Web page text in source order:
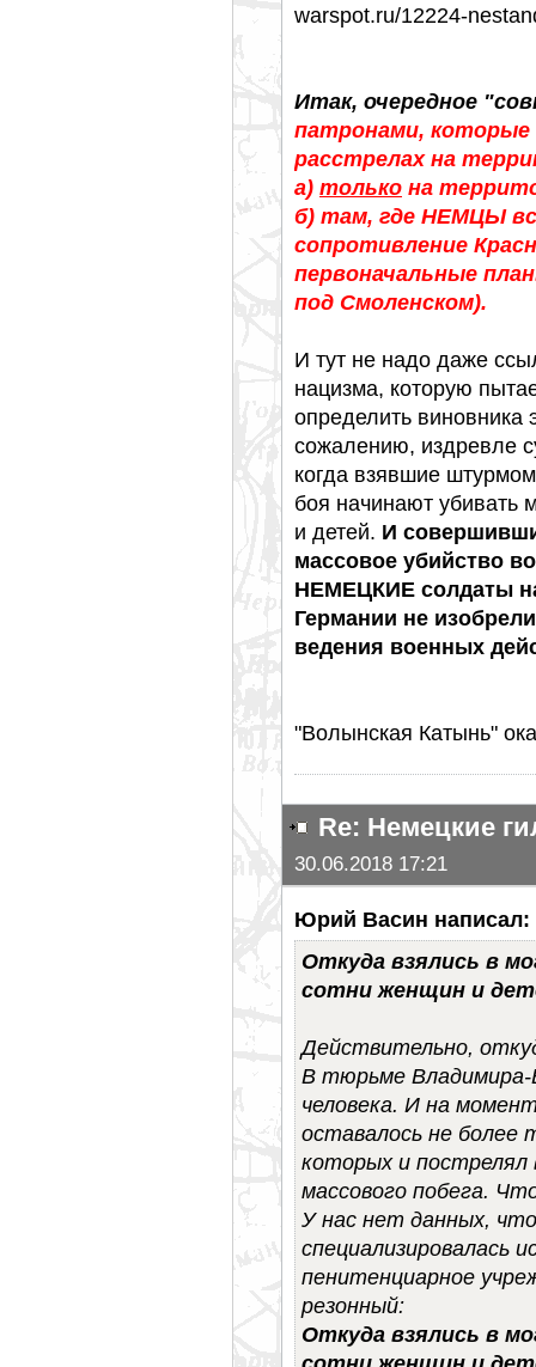
warspot.ru/12224-
Итак, очередное
патронами, которые
расстрелах на
а) только на
б) там, где НЕМЦЫ
сопротивление
первоначальные
под Смоленском).
И тут не надо даже
нацизма, которую
определить виновника
сожалению, издревле
когда взявшие
боя начинают убивать
и детей. И
массовое убийство
НЕМЕЦКИЕ солдаты
Германии не
ведения военных
"Волынская Катынь"
Re: Немецкие
30.06.2018 17:21
Юрий Васин написал:
Откуда взялись в
сотни женщин и
Действительно,
В тюрьме Владимира-
человека. И на
оставалось не более
которых и пострелял
массового побега.
У нас нет данных,
специализировалась
пенитенциарное
резонный:
Откуда взялись в